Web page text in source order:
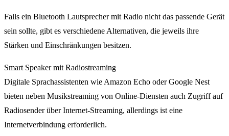
Falls ein Bluetooth Lautsprecher mit Radio nicht das passende Gerät
sein sollte, gibt es verschiedene Alternativen, die jeweils ihre
Stärken und Einschränkungen besitzen.
Smart Speaker mit Radiostreaming
Digitale Sprachassistenten wie Amazon Echo oder Google Nest
bieten neben Musikstreaming von Online-Diensten auch Zugriff auf
Radiosender über Internet-Streaming, allerdings ist eine
Internetverbindung erforderlich.